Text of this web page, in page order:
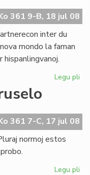
361 9-B, 18 jul 08
inter du
mondo la faman
Legu pli
361 7-C, 17 jul 08
normoj estos
Legu pli